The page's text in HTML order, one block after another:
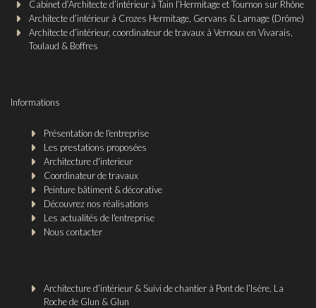
Cabinet d’Architecte d’intérieur à Tain l’Hermitage et Tournon sur Rhône
Architecte d’intérieur à Crozes Hermitage, Gervans & Larnage (Drôme)
Architecte d’intérieur, coordinateur de travaux à Vernoux en Vivarais,
Toulaud & Boffres
Informations
Présentation de l'entreprise
Les prestations proposées
Architecture d'interieur
Coordinateur de travaux
Peinture bâtiment & décorative
Découvrez nos réalisations
Les actualités de l'entreprise
Nous contacter
Architecture d’intérieur & Suivi de chantier à Pont de l’Isère, La
Roche de Glun & Glun